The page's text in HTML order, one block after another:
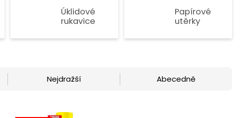
Úklidové
rukavice
Papírové
utěrky
Nejdražší Abecedně